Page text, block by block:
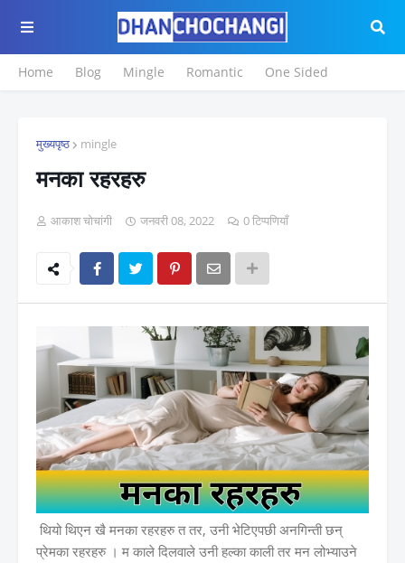
Home Blog Mingle Romantic One Sided
मुख्यपृष्ठ mingle
मनका रहरहरु
आकाश चोचांगी जनवरी 08, 2022 0 टिप्पणियाँ
थियो थिएन खै मनका रहरहरु त तर, उनी भेटिएपछी अनगिन्ती छन्
प्रेमका रहरहरु । म काले दिलवाले उनी हल्का काली तर मन लोभ्याउने